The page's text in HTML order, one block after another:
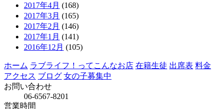
2017年4月 (168)
2017年3月 (165)
2017年2月 (146)
2017年1月 (141)
2016年12月 (105)
ホーム ラブライフ！ってこんなお店 在籍生徒 出席表 料金
アクセス ブログ 女の子募集中
お問い合わせ
06-6567-8201
営業時間